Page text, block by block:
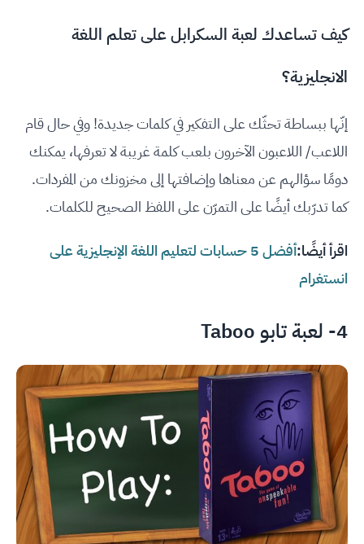
كيف تساعدك لعبة السكرابل على تعلم اللغة
الانجليزية؟
إنّها ببساطة تحثّك على التفكير في كلمات جديدة! وفي حال قام
اللاعب/ اللاعبون الآخرون بلعب كلمة غريبة لا تعرفها، يمكنك
دومًا سؤالهم عن معناها وإضافتها إلى مخزونك من المفردات.
كما تدرّبك أيضًا على التمرّن على اللفظ الصحيح للكلمات.
اقرأ أيضًا:
أفضل 5 حسابات لتعليم اللغة الإنجليزية على
انستغرام
4- لعبة تابو Taboo